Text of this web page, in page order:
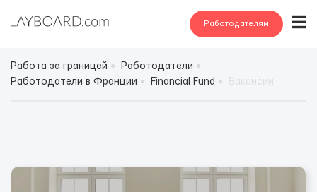
Работодателям
Работа за границей
Работодатели
Работодатели в Франции
Financial Fund